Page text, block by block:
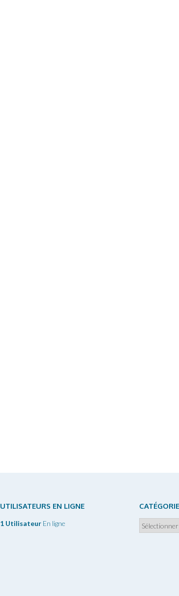
UTILISATEURS EN LIGNE
1 Utilisateur En ligne Catégories